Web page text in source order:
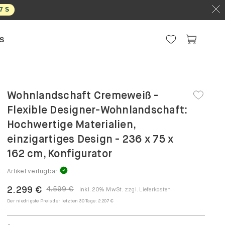
S
Wohnlandschaft Cremeweiß -
Flexible Designer-Wohnlandschaft:
Hochwertige Materialien,
einzigartiges Design - 236 x 75 x
162 cm, Konfigurator
Artikel verfügbar
4.599 €
2.299 € inkl. 20% MwSt. zzgl. Lieferkosten
Der niedrigste Preis der letzten 30 Tage: 2.207 €